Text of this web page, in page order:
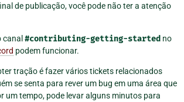
de publicação, você pode não ter a atenção
canal#contributing-getting-started no
podem funcionar.
tração é fazer vários tickets relacionados
se senta para rever um bug em uma área que
um tempo, pode levar alguns minutos para